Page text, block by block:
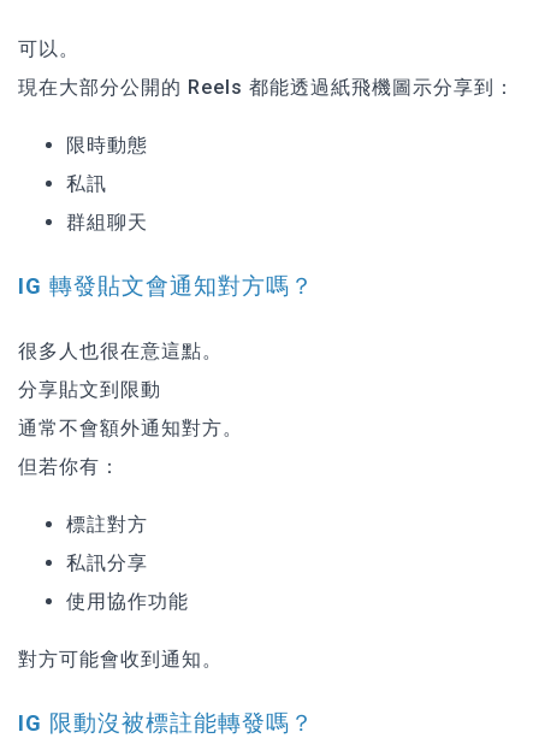
可以。
現在大部分公開的 Reels 都能透過紙飛機圖示分享到：
限時動態
私訊
群組聊天
IG 轉發貼文會通知對方嗎？
很多人也很在意這點。
分享貼文到限動
通常不會額外通知對方。
但若你有：
標註對方
私訊分享
使用協作功能
對方可能會收到通知。
IG 限動沒被標註能轉發嗎？